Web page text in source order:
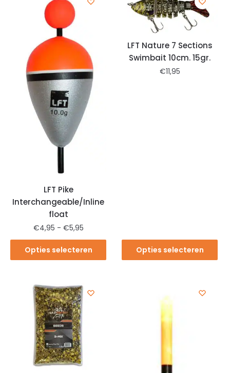
LFT Pike
Interchangeable/Inline
float
€4,95 - €5,95
Opties selecteren
LFT Nature 7 Sections
Swimbait 10cm. 15gr.
€11,95
Opties selecteren